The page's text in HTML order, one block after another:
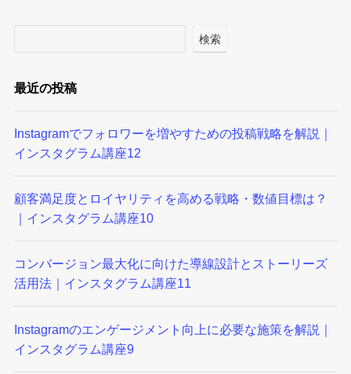
検索
最近の投稿
Instagramでフォロワーを増やすための投稿戦略を解説｜
インスタグラム講座12
顧客満足度とロイヤリティを高める戦略・数値目標は？
｜インスタグラム講座10
コンバージョン最大化に向けた導線設計とストーリーズ
活用法｜インスタグラム講座11
Instagramのエンゲージメント向上に必要な施策を解説｜
インスタグラム講座9